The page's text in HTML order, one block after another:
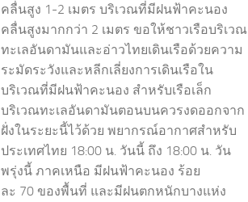
คลื่นสูง 1-2 เมตร บริเวณที่มีฝนฟ้าคะนอง
คลื่นสูงมากกว่า 2 เมตร ขอให้ชาวเรือบริเวณ
ทะเลอันดามันและอ่าวไทยเดินเรือด้วยความ
ระมัดระวังและหลีกเลี่ยงการเดินเรือใน
บริเวณที่มีฝนฟ้าคะนอง สำหรับเรือเล็ก
บริเวณทะเลอันดามันตอนบนควรงดออกจาก
ฝั่งในระยะนี้ไว้ด้วย พยากรณ์อากาศสำหรับ
ประเทศไทย 18:00 น. วันนี้ ถึง 18:00 น. วัน
พรุ่งนี้ ภาคเหนือ มีฝนฟ้าคะนอง ร้อย
ละ 70 ของพื้นที่ และมีฝนตกหนักบางแห่ง